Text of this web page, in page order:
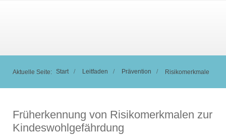
Aktuelle Seite: Start Leitfaden Prävention Risikomerkmale
Früherkennung von Risikomerkmalen zur
Kindeswohlgefährdung